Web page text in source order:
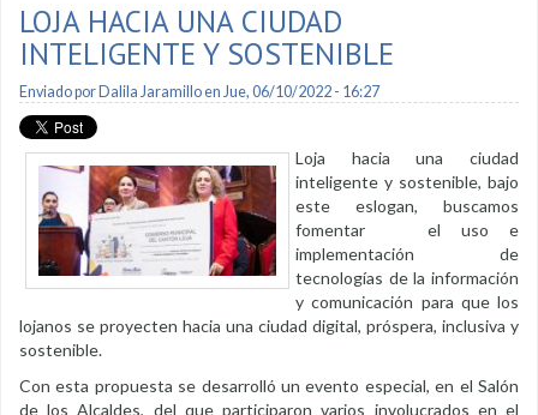
LOJA HACIA UNA CIUDAD
INTELIGENTE Y SOSTENIBLE
Enviado por Dalila Jaramilloen Jue, 06/10/2022 - 16:27
Loja hacia una ciudad
inteligente y sostenible, bajo
este eslogan, buscamos
fomentar el uso e
implementación de
tecnologías de la información
y comunicación para que los
lojanos se proyecten hacia una ciudad digital, próspera, inclusiva y
sostenible.
Con esta propuesta se desarrolló un evento especial, en el Salón
de los Alcaldes, del que participaron varios involucrados en el